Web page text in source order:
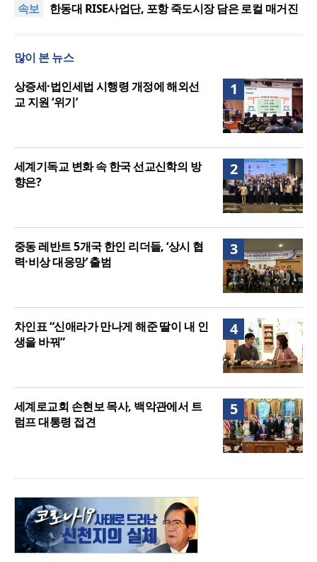
속보
여”
한동대 RISE사업단, 포항 죽도시장 담은 로컬 매거진
느헤미야 연합기도회, ‘왕의 기도’로 나라·한국교회·다
세기총 “자유를 지키며 하나 된 희망의 미래를 향하
여”
많이 본 뉴스
1
상증세·법인세법 시행령 개정에 해외선
교 지원 ‘위기’
2
세계기독교 변화 속 한국 선교신학의 방
향은?
3
중동 레반트 5개국 한인 리더들, ‘상시 협
력·비상 대응망’ 출범
4
차인표 “신애라가 만나게 해준 딸이 내 인
생을 바꿔”
5
세계로교회 손현보 목사, 백악관에서 트
럼프 대통령 접견